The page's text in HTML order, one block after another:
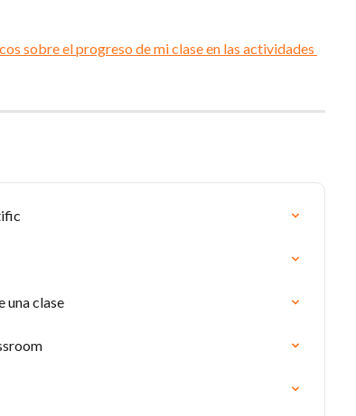
sobre el progreso de mi clase en las actividades
una clase